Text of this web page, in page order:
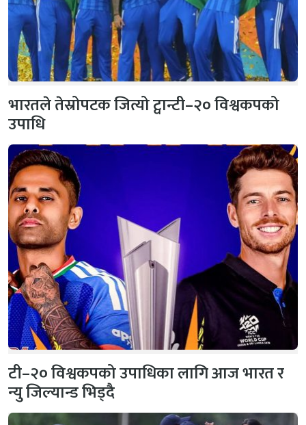
भारतले तेस्रोपटक जित्यो ट्वान्टी–२० विश्वकपको
उपाधि
टी–२० विश्वकपको उपाधिका लागि आज भारत र
न्यु जिल्यान्ड भिड्दै